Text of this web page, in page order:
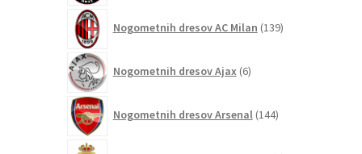
Nogometnih dresov AC Milan 139izdelkov
Nogometnih dresov Ajax 6izdelkov
Nogometnih dresov Arsenal 144izdelkov